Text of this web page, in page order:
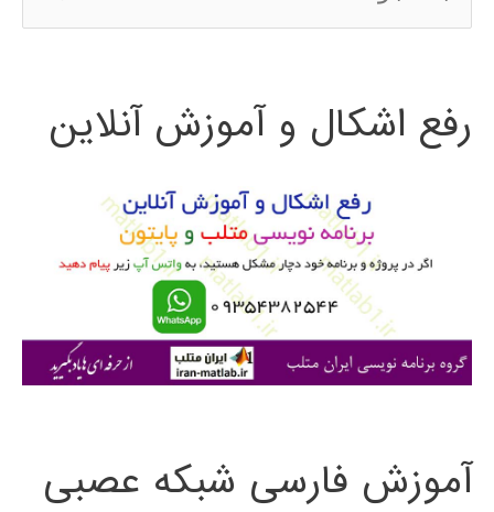
س
ج
ی
رفع اشکال و آموزش آنلاین
آموزش فارسی شبکه عصبی